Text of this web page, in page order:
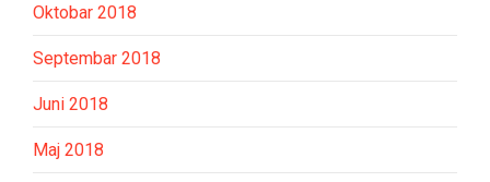
Oktobar 2018
Septembar 2018
Juni 2018
Maj 2018